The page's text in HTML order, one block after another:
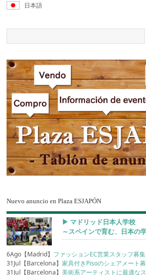
日本語
Nuevo anuncio en Plaza ESJAPÓN
▶︎ マドリッド日本人学校
～スペインで育む、日本の
6Ago【Madrid】 ファッションEC営業スタッフ募集
31Jul【Barcelona】家具付きPisoのシェアメート
31Jul【Barcelona】美術系アーティストに最適な